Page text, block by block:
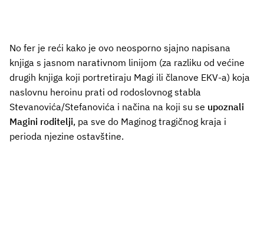
No fer je reći kako je ovo neosporno sjajno napisana
knjiga s jasnom narativnom linijom (za razliku od većine
drugih knjiga koji portretiraju Magi ili članove EKV-a) koja
naslovnu heroinu prati od rodoslovnog stabla
Stevanovića/Stefanovića i načina na koji su se upoznali
Magini roditelji, pa sve do Maginog tragičnog kraja i
perioda njezine ostavštine.